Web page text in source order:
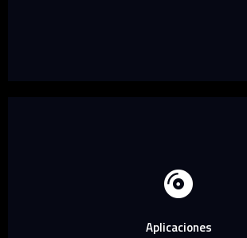
Aplicaciones